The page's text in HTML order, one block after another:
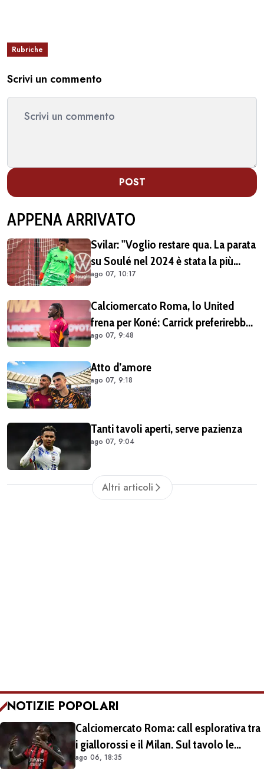
Rubriche
Scrivi un commento
POST
APPENA ARRIVATO
Svilar: "Voglio restare qua. La parata
su Soulé nel 2024 è stata la più
importante per la mia carriera"
ago 07, 10:17
Calciomercato Roma, lo United
frena per Koné: Carrick preferirebbe
altri profili
ago 07, 9:48
Atto d’amore
ago 07, 9:18
Tanti tavoli aperti, serve pazienza
ago 07, 9:04
Altri articoli
NOTIZIE POPOLARI
Calciomercato Roma: call esplorativa tra
i giallorossi e il Milan. Sul tavolo le
situazioni di Leao e Soulé
ago 06, 18:35